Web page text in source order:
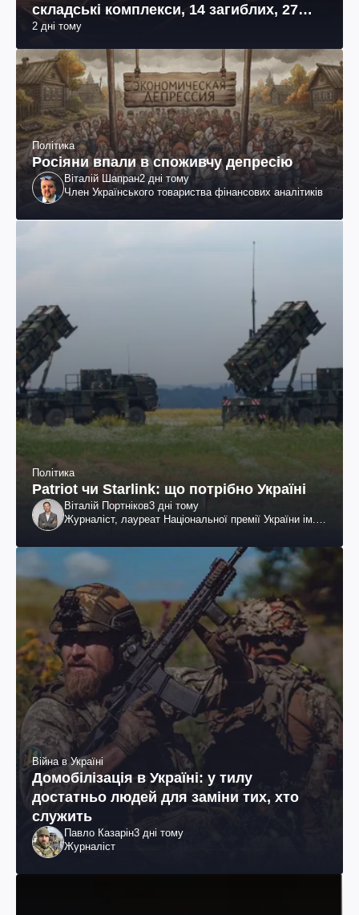
складські комплекси, 14 загиблих, 27
поранених (фото, відео)
2 дні тому
Політика
Росіяни впали в споживчу депресію
Віталій Шапран2 дні тому
Член Українського товариства фінансових аналітиків
Політика
Patriot чи Starlink: що потрібно Україні
Віталій Портніков3 дні тому
Журналіст, лауреат Національної премії України ім.
Війна в Україні
Домобілізація в Україні: у тилу
достатньо людей для заміни тих, хто
служить
Павло Казарін3 дні тому
Журналіст